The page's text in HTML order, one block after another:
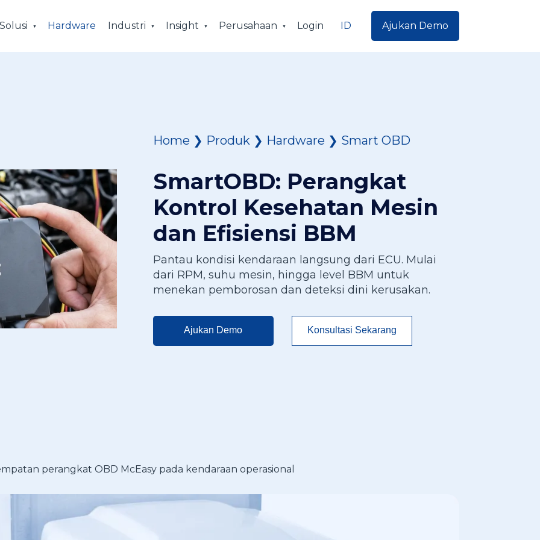
Hardware Industri Insight Perusahaan Login ID Ajukan Demo
Home ❯ Produk❯ Hardware ❯ Smart OBD
SmartOBD: Perangkat
Kontrol Kesehatan Mesin
dan Efisiensi BBM​
Pantau kondisi kendaraan langsung dari ECU. Mulai
dari RPM, suhu mesin, hingga level BBM untuk
menekan pemborosan dan deteksi dini kerusakan.
Ajukan Demo Konsultasi Sekarang
perangkat OBD McEasy pada kendaraan operasional